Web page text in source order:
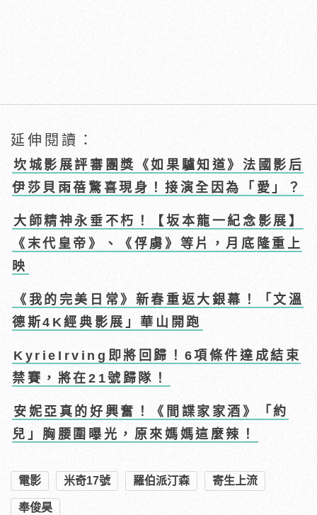
延伸閱讀：
坎城影展評審團獎《如果驢知道》法國影后
伊莎貝雨蓓驚喜現身！接演全因為「愛」？
大師精神永垂不朽！【坂本龍一紀念影展】
《末代皇帝》、《俘虜》等片，月底隆重上
映
《我的完美日常》新春重返大銀幕！「文溫
德斯4K經典影展」華山開跑
KyrieIrving即將回歸！6項條件達成結束
禁賽，將在21號歸隊！
安妮亞真的好興奮！《間諜家家酒》「約
兒」胸腰圍曝光，原來媽媽這麼辣！
電影 米奇17號 羅伯派汀森 寄生上流
奉俊昊